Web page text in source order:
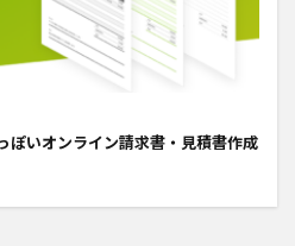
ぽいオンライン請求書・見積書作成